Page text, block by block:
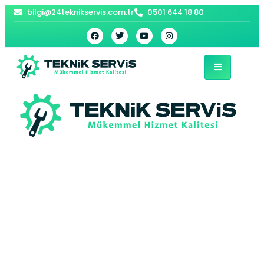
bilgi@24teknikservis.com.tr 0501 644 18 80